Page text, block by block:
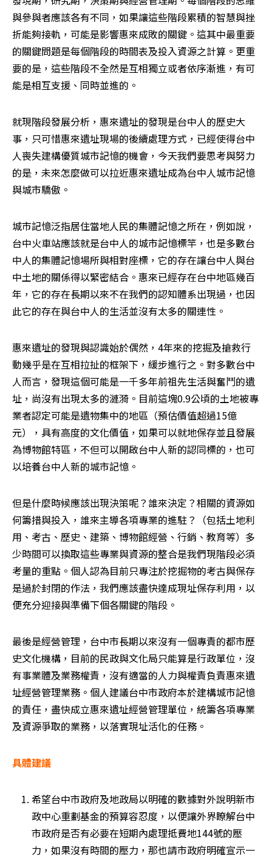
與參與者應該各有不同，如果讓這些階段累積的智慧與挫
折能夠接軌，可能是影響惠來成敗的關鍵。這其中最重要
的關鍵問題是每個階段的時間表及投入資源之計算。更重
要的是，這些階段不全然是互相獨立或者依序漸進，有可
能是相互支援、同時並進的。
就現階段發展分析，惠來遺址的發現是台中人的歷史大
事，只可惜惠來遺址現場的後續處理方式，已經使得台中
人喪失建構優質城市記憶的機會，今天我們要思考與努力
的是，未來怎麼做可以拉近惠來遺址成為台中人城市記憶
與城市驕傲。
城市記憶泛指居住當地人民的集體記憶之所在，例如說，
台中火車站應該就是台中人的城市記憶標竿，也是多數台
中人的集體記憶場所與相對座標，它的存在讓台中人與台
中土地的關係得以緊密結合。惠來已經存在台中地區幾百
年，它的存在長期以來不在我們的認知體系出現過，也因
此它的存在與台中人的生活並沒有太多的關連性。
惠來遺址的發現與認識始於偶然，4年來的挖掘及搶救行
動幾乎是在互相拉扯的框架下，緩步進行之。對多數台中
人而言，發現這個可能是一千多年前祖先生活與奮鬥的遺
址，尚沒有出現太多的漣漪。目前這塊0.9公頃的土地被專
業者認定可能是遺物集中的地區（預估價值超過15億
元），具有高度的文化價值，如果可以就地保存並且發展
為博物館特區，不但可以開啟台中人新的認同標的，也可
以培養台中人新的城市記憶。
但是什麼時候應該出現決策呢？誰來決定？相關的資源如
何籌措與投入，誰來主導各項專業的進駐？（包括土地利
用、考古、歷史、建築、博物館經營、行銷、教育等）多
少時間可以換取這些專業與資源的整合是我們現階段必須
考量的重點。個人認為目前只專注於挖掘物的考古與保存
是過於封閉的作法，我們應該盡快達成現址保存利用，以
便充分迎接與準備下個各關鍵的階段。
最後是經營管理，台中市長期以來沒有一個專責的都市歷
史文化機構，目前的民政與文化局只能算是行政單位，沒
有事業體及業務權責，沒有適當的人力與權責負責惠來遺
址經營管理業務。個人建議台中市政府本於建構城市記憶
的責任，盡快成立惠來遺址經營管理單位，統籌各項專業
及資源爭取的業務，以落實現址活化的任務。
具體建議
希望台中市政府及地政局以明確的數據對外說明新市
政中心重劃基金的預算容忍度，以便讓外界瞭解台中
市政府是否有必要在短期內處理抵費地144號的壓
力，如果沒有時間的壓力，那也請市政府明確宣示一